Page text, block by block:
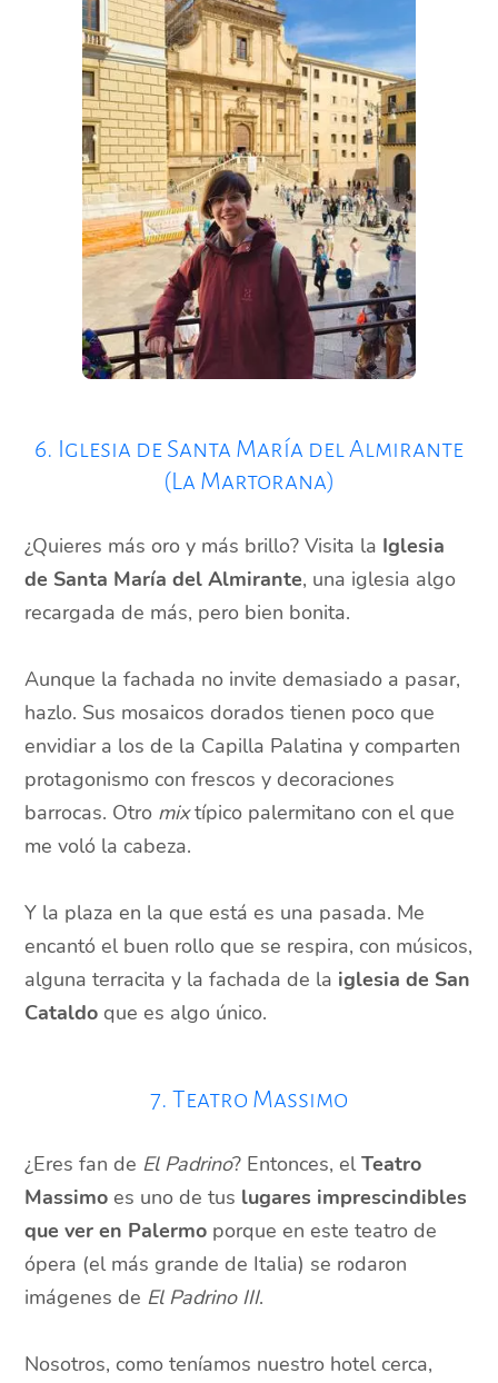
6. Iglesia de Santa María del Almirante
(La Martorana)
¿Quieres más oro y más brillo? Visita la Iglesia
de Santa María del Almirante, una iglesia algo
recargada de más, pero bien bonita.
Aunque la fachada no invite demasiado a pasar,
hazlo. Sus mosaicos dorados tienen poco que
envidiar a los de la Capilla Palatina y comparten
protagonismo con frescos y decoraciones
barrocas. Otro mixtípico palermitano con el que
me voló la cabeza.
Y la plaza en la que está es una pasada. Me
encantó el buen rollo que se respira, con músicos,
alguna terracita y la fachada de la iglesia de San
Cataldo que es algo único.
7. Teatro Massimo
¿Eres fan de El Padrino? Entonces, elTeatro
Massimo es uno de tus lugares imprescindibles
que ver en Palermo porque en este teatro de
ópera (el más grande de Italia) se rodaron
imágenes de El Padrino III.
Nosotros, como teníamos nuestro hotel cerca,